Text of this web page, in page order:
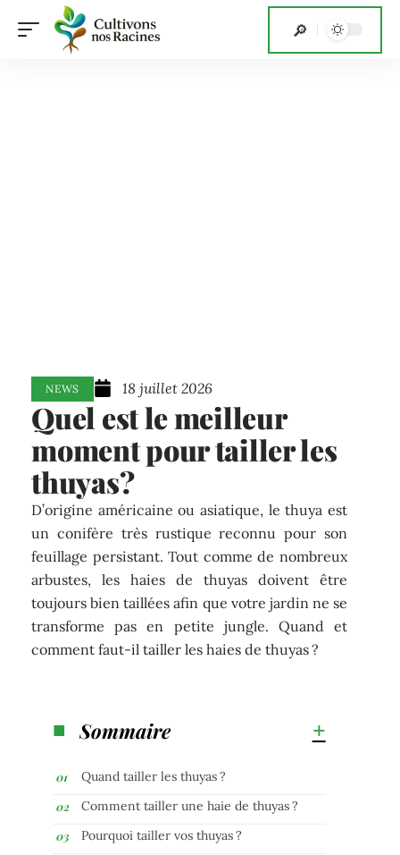
NEWS 18 juillet 2026
Quel est le meilleur
moment pour tailler les
thuyas ?
D’origine américaine ou asiatique, le thuya est
un conifère très rustique reconnu pour son
feuillage persistant. Tout comme de nombreux
arbustes, les haies de thuyas doivent être
toujours bien taillées afin que votre jardin ne se
transforme pas en petite jungle. Quand et
comment faut-il tailler les haies de thuyas ?
Sommaire
Quand tailler les thuyas ?
Comment tailler une haie de thuyas ?
Pourquoi tailler vos thuyas ?